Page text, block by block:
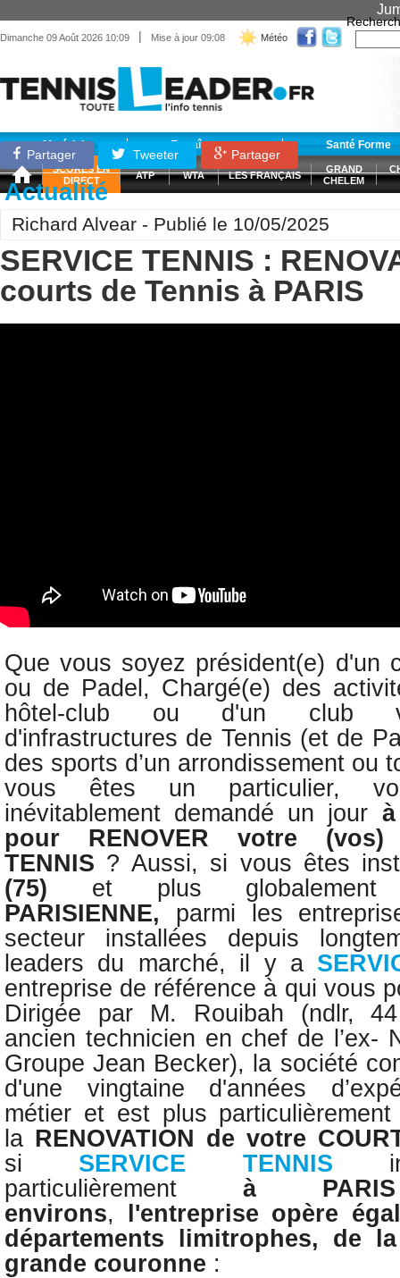
Dimanche 09 Août 2026 10:09 | Mise à jour 09:08 Météo
Matériel Entraînement Santé Forme
SCORES EN
DIRECT
ATP WTA LES FRANÇAIS
GRAND
CHELEM
Partager Tweeter Partager
Actualité
Richard Alvear - Publié le 10/05/2025
SERVICE TENNIS :
courts de Tennis à PARIS
Que vous soyez président(e) d'un
ou de Padel, Chargé(e) des
hôtel-club ou d'un club
d'infrastructures de Tennis (et de
des sports d’un arrondissement ou
vous êtes un particulier,
inévitablement demandé un jour
pour
RENOVER
votre (vos)
TENNIS ?Aussi, si vous êtes
(75)
et plus
PARISIENNE,
parmi les
secteur installées depuis
leaders du marché, il y a
entreprise de référence à qui vous
Dirigée par M. Rouibah (ndlr,
ancien technicien en chef de l’ex-
Groupe Jean Becker), la société
d'une vingtaine d'années
métier et est plus
la RENOVATION de votre
si SERVICE TENNIS
particulièrement à PARIS
environs, l'entreprise opère
départements limitrophes, de
grande couronne :